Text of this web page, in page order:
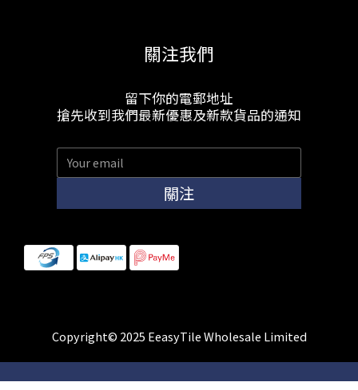
關注我們
留下你的電郵地址
搶先收到我們最新優惠及新款貨品的通知
關注
Copyright© 2025 EeasyTile Wholesale Limited